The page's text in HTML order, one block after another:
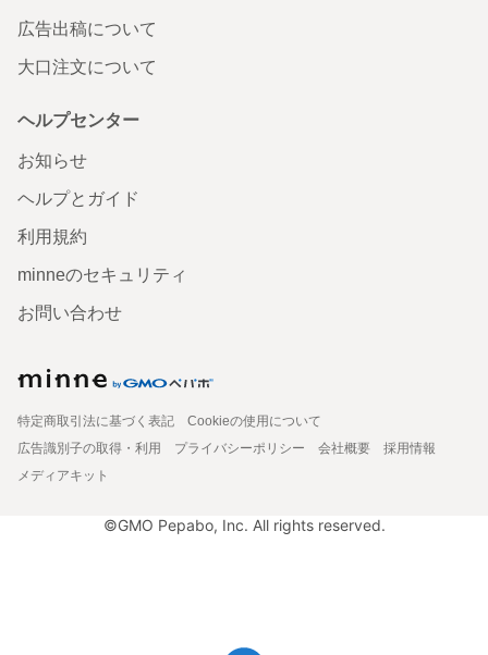
広告出稿について
大口注文について
ヘルプセンター
お知らせ
ヘルプとガイド
利用規約
minneのセキュリティ
お問い合わせ
特定商取引法に基づく表記
Cookieの使用について
広告識別子の取得・利用
プライバシーポリシー 会社概要
採用情報
メディアキット
©GMO Pepabo, Inc. All rights reserved.